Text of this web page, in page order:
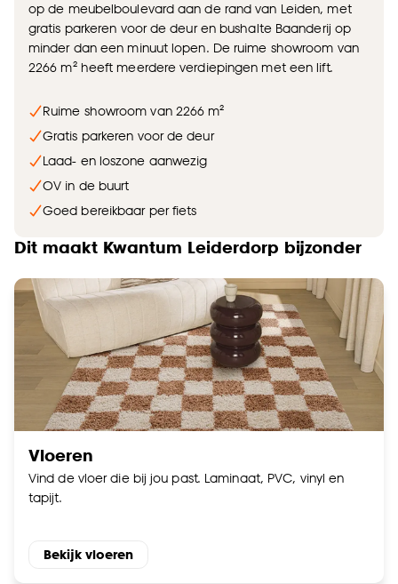
op de meubelboulevard aan de rand van Leiden, met
gratis parkeren voor de deur en bushalte Baanderij op
minder dan een minuut lopen. De ruime showroom van
2266 m² heeft meerdere verdiepingen met een lift.
Ruime showroom van 2266 m²
Gratis parkeren voor de deur
Laad- en loszone aanwezig
OV in de buurt
Goed bereikbaar per fiets
Dit maakt Kwantum Leiderdorp bijzonder
Vloeren
Vind de vloer die bij jou past. Laminaat, PVC, vinyl en
tapijt.
Bekijk vloeren